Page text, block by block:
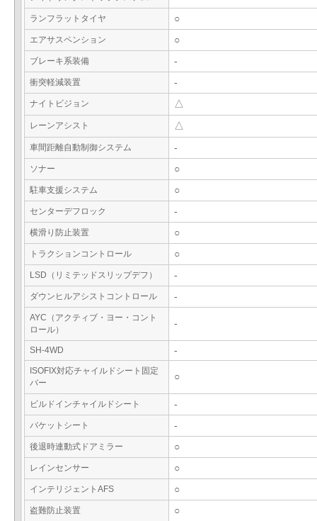
ランフラットタイヤ ○
エアサスペンション ○
ブレーキ系装備 -
衝突軽減装置 -
ナイトビジョン △
レーンアシスト △
車間距離自動制御システム -
ソナー ○
駐車支援システム ○
センターデフロック -
横滑り防止装置 ○
トラクションコントロール ○
LSD（リミテッドスリップデフ） -
ダウンヒルアシストコントロール -
AYC（アクティブ・ヨー・コント
ロール）
-
SH-4WD -
ISOFIX対応チャイルドシート固定
バー
○
ビルドインチャイルドシート -
バケットシート -
後退時連動式ドアミラー ○
レインセンサー ○
インテリジェントAFS ○
盗難防止装置 ○